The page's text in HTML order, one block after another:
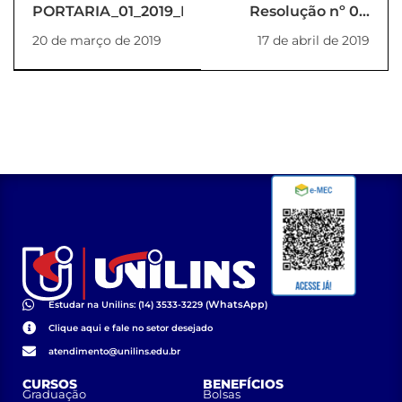
PORTARIA_01_2019_REITORIA
20 de março de 2019
Resolução nº 01-
17 de abril de 2019
Estudar na Unilins: (14) 3533-3229 (WhatsApp)
Clique aqui e fale no setor desejado
atendimento@unilins.edu.br
CURSOS
Graduação
BENEFÍCIOS
Bolsas